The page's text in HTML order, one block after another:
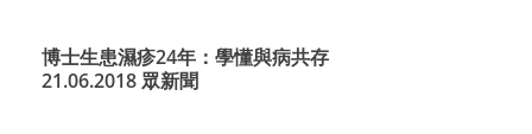
博士生患濕疹24年：學懂與病共存
21.06.2018 眾新聞